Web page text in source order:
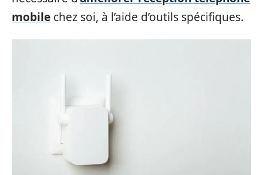
mobile chez soi, à l’aide d’outils spécifiques.